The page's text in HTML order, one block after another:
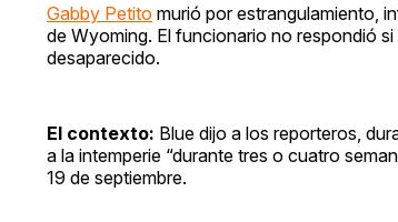
Gabby Petito murió por estrangulamiento,
de Wyoming. El funcionario no respondió
desaparecido.
El contexto: Blue dijo a los reporteros,
a la intemperie “durante tres o cuatro
19 de septiembre.